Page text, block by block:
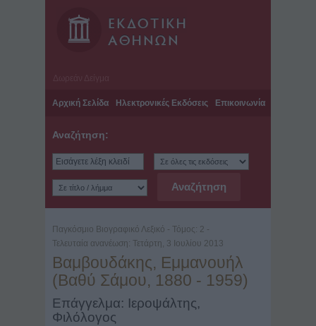
Αρχική Σελίδα Ηλεκτρονικές Εκδόσεις Επικοινωνία
Αναζήτηση:
Παγκόσμιο Βιογραφικό Λεξικό - Τόμος: 2 -
Τελευταία ανανέωση: Τετάρτη, 3 Ιουλίου 2013
Βαμβουδάκης, Εμμανουήλ
(Βαθύ Σάμου, 1880 - 1959)
Επάγγελμα: Ιεροψάλτης,
Φιλόλογος